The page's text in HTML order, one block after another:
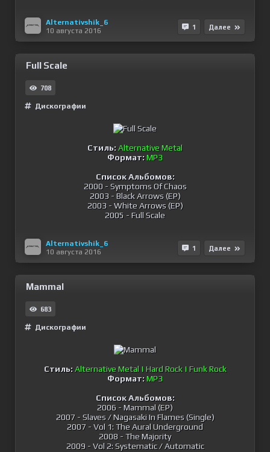
Alternativshik_6
10 августа 2016
1 Далее
Full Scale
708
Дискографии
Стиль:Alternative Metal
Формат:MP3
Список Альбомов:
2000 - Symptoms Of Chaos
2003 - Black Arrows (EP)
2003 - White Arrows (EP)
2005 - Full Scale
Alternativshik_6
10 августа 2016
1 Далее
Mammal
683
Дискографии
Стиль: Alternative Metal | Hard Rock | Funk Rock
Формат:MP3
Список Альбомов:
2006 - Mammal (EP)
2007 - Slaves / Nagasaki In Flames (Single)
2007 - Vol 1: The Aural Underground
2008 - The Majority
2009 - Vol 2: Systematic / Automatic